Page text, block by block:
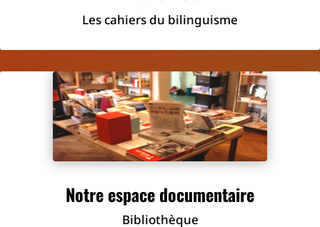
Les cahiers du bilinguisme
Notre espace documentaire
Bibliothèque